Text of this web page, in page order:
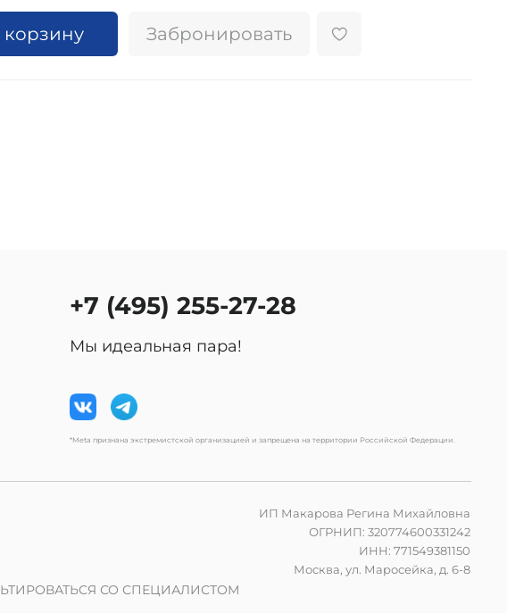
корзину Забронировать
+7 (495) 255-27-28
Мы идеальная пара!
*Meta признана экстремистской организацией и запрещена на территории Российской Федерации.
ИП Макарова Регина Михайловна
ОГРНИП: 320774600331242
ИНН: 771549381150
Москва, ул. Маросейка, д. 6-8
СО СПЕЦИАЛИСТОМ